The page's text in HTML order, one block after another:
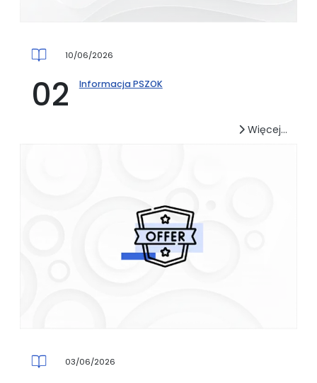
10/06/2026
Informacja PSZOK
Więcej…
03/06/2026